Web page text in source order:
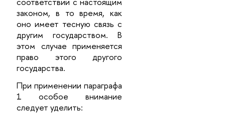
законом, в то время, как
оно имеет тесную связь с
другим государством. В
этом случае применяется
право этого другого
государства.
При применении параграфа
1 особое внимание
следует уделить: